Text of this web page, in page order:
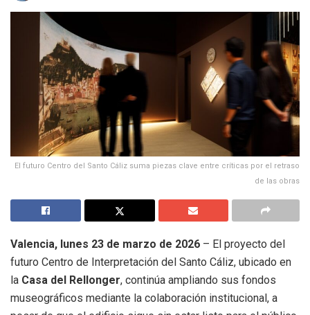
El futuro Centro del Santo Cáliz suma piezas clave entre críticas por el retraso
de las obras
Valencia, lunes 23 de marzo de 2026 – El proyecto del
futuro Centro de Interpretación del Santo Cáliz, ubicado en
la Casa del Rellonger, continúa ampliando sus fondos
museográficos mediante la colaboración institucional, a